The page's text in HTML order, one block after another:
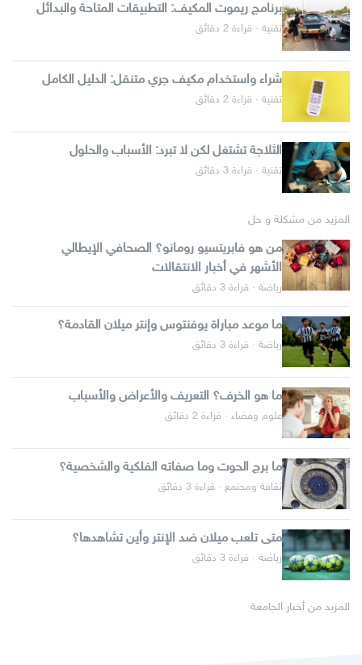
برنامج ريموت المكيف: التطبيقات المتاحة والبدائل
تقنية · قراءة 2 دقائق
شراء واستخدام مكيف جري متنقل: الدليل الكامل
تقنية · قراءة 2 دقائق
الثلاجة تشتغل لكن لا تبرد: الأسباب والحلول
تقنية · قراءة 3 دقائق
المزيد من مشكلة و حل
من هو فابريتسيو رومانو؟ الصحافي الإيطالي
الأشهر في أخبار الانتقالات
رياضة · قراءة 3 دقائق
ما موعد مباراة يوفنتوس وإنتر ميلان القادمة؟
رياضة · قراءة 3 دقائق
ما هو الخرف؟ التعريف والأعراض والأسباب
علوم وفضاء · قراءة 2 دقائق
ما برج الحوت وما صفاته الفلكية والشخصية؟
ثقافة ومجتمع · قراءة 3 دقائق
متى تلعب ميلان ضد الإنتر وأين تشاهدها؟
رياضة · قراءة 3 دقائق
المزيد من أخبار الجامعة